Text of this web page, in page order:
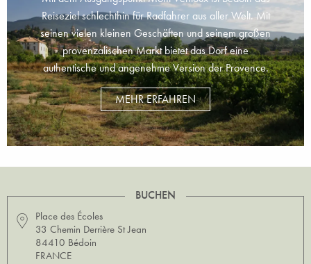
Reiseziel schlechthin für Radfahrer aus aller Welt. Mit
seinen vielen kleinen Geschäften und seinem großen
provenzalischen Markt bietet das Dorf eine
authentische und angenehme Version der Provence.
MEHR ERFAHREN
BUCHEN
Place des Écoles
33 Chemin Derrière St Jean
84410 Bédoin
FRANCE